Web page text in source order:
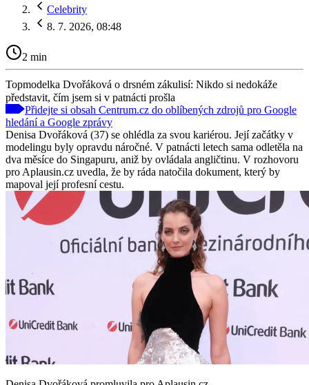
Celebrity
8. 7. 2026, 08:48
2 min
Topmodelka Dvořáková o drsném zákulisí: Nikdo si nedokáže
představit, čím jsem si v patnácti prošla
Přidejte si obsah Centrum.cz do oblíbených zdrojů pro Google
hledání a Google zprávy
Denisa Dvořáková (37) se ohlédla za svou kariérou. Její začátky v
modelingu byly opravdu náročné. V patnácti letech sama odletěla na
dva měsíce do Singapuru, aniž by ovládala angličtinu. V rozhovoru
pro Aplausin.cz uvedla, že by ráda natočila dokument, který by
mapoval její profesní cestu.